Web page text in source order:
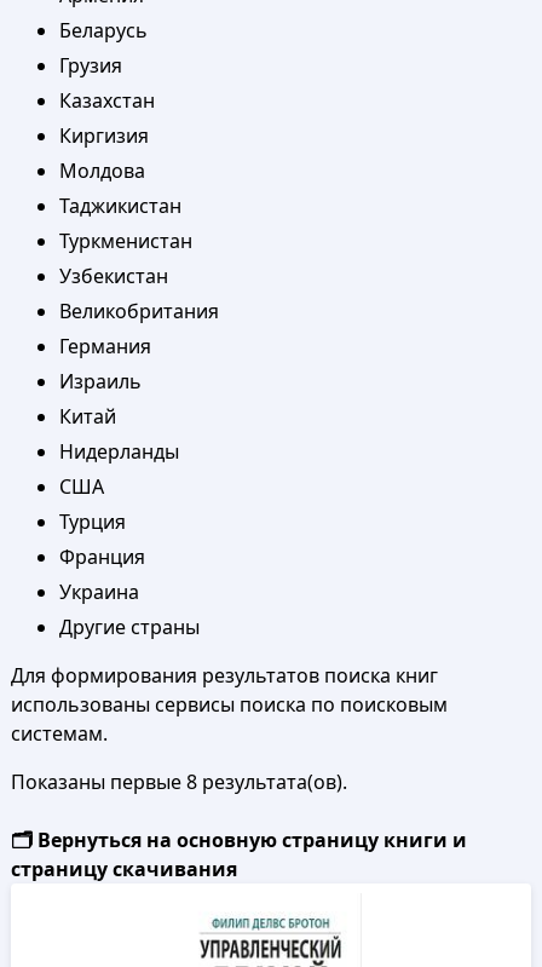
Беларусь
Грузия
Казахстан
Киргизия
Молдова
Таджикистан
Туркменистан
Узбекистан
Великобритания
Германия
Израиль
Китай
Нидерланды
США
Турция
Франция
Украина
Другие страны
Для формирования результатов поиска книг
использованы сервисы поиска по поисковым
системам.
Показаны первые 8 результата(ов).
🗂️ Вернуться на основную страницу книги и
страницу скачивания